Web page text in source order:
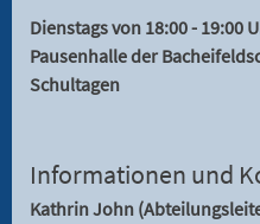
Dienstags von 18:00 - 19:00
Pausenhalle der
Schultagen
Informationen und
Kathrin John